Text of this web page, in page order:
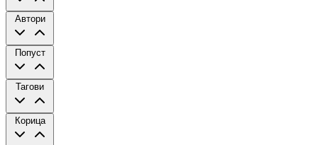
Автори
Попуст
Тагови
Корица